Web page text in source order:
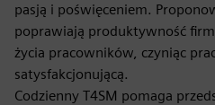
pasją i poświęceniem.
poprawiają produktywność
życia pracowników, czyniąc
satysfakcjonującą.
Codzienny T4SM pomaga